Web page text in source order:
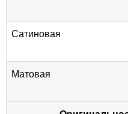
Сатиновая
Матовая